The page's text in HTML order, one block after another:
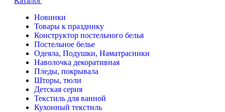
Новинки
Товары к празднику
Конструктор постельного белья
Постельное белье
Одеяла, Подушки, Наматрасники
Наволочка декоративная
Пледы, покрывала
Шторы, тюли
Детская серия
Текстиль для ванной
Кухонный текстиль